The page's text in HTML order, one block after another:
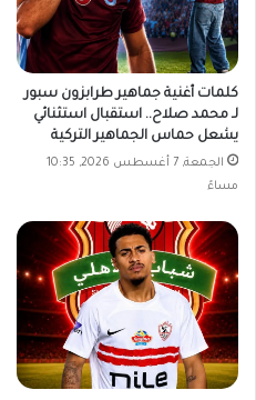
كلمات أغنية جماهير طرابزون سبور
لـ محمد صلاح.. استقبال استثنائي
يشعل حماس الجماهير التركية
الجمعة, 7 أغسطس 2026, 10:35
مساءً